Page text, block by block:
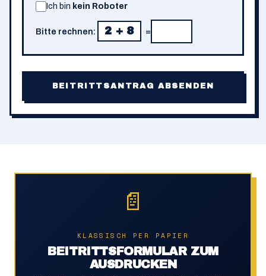
Ich bin kein Roboter
Bitte rechnen: 2 + 8 =
BEITRITTSANTRAG ABSENDEN
📄
KLASSISCH PER PAPIER
BEITRITTSFORMULAR ZUM
AUSDRUCKEN